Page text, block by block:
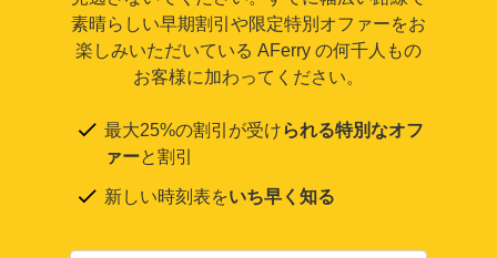
素晴らしい早期割引や限定特別オファーをお
楽しみいただいている AFerry の何千人もの
お客様に加わってください。
最大25%の割引が受けられる特別なオフ
ァーと割引
新しい時刻表をいち早く知る